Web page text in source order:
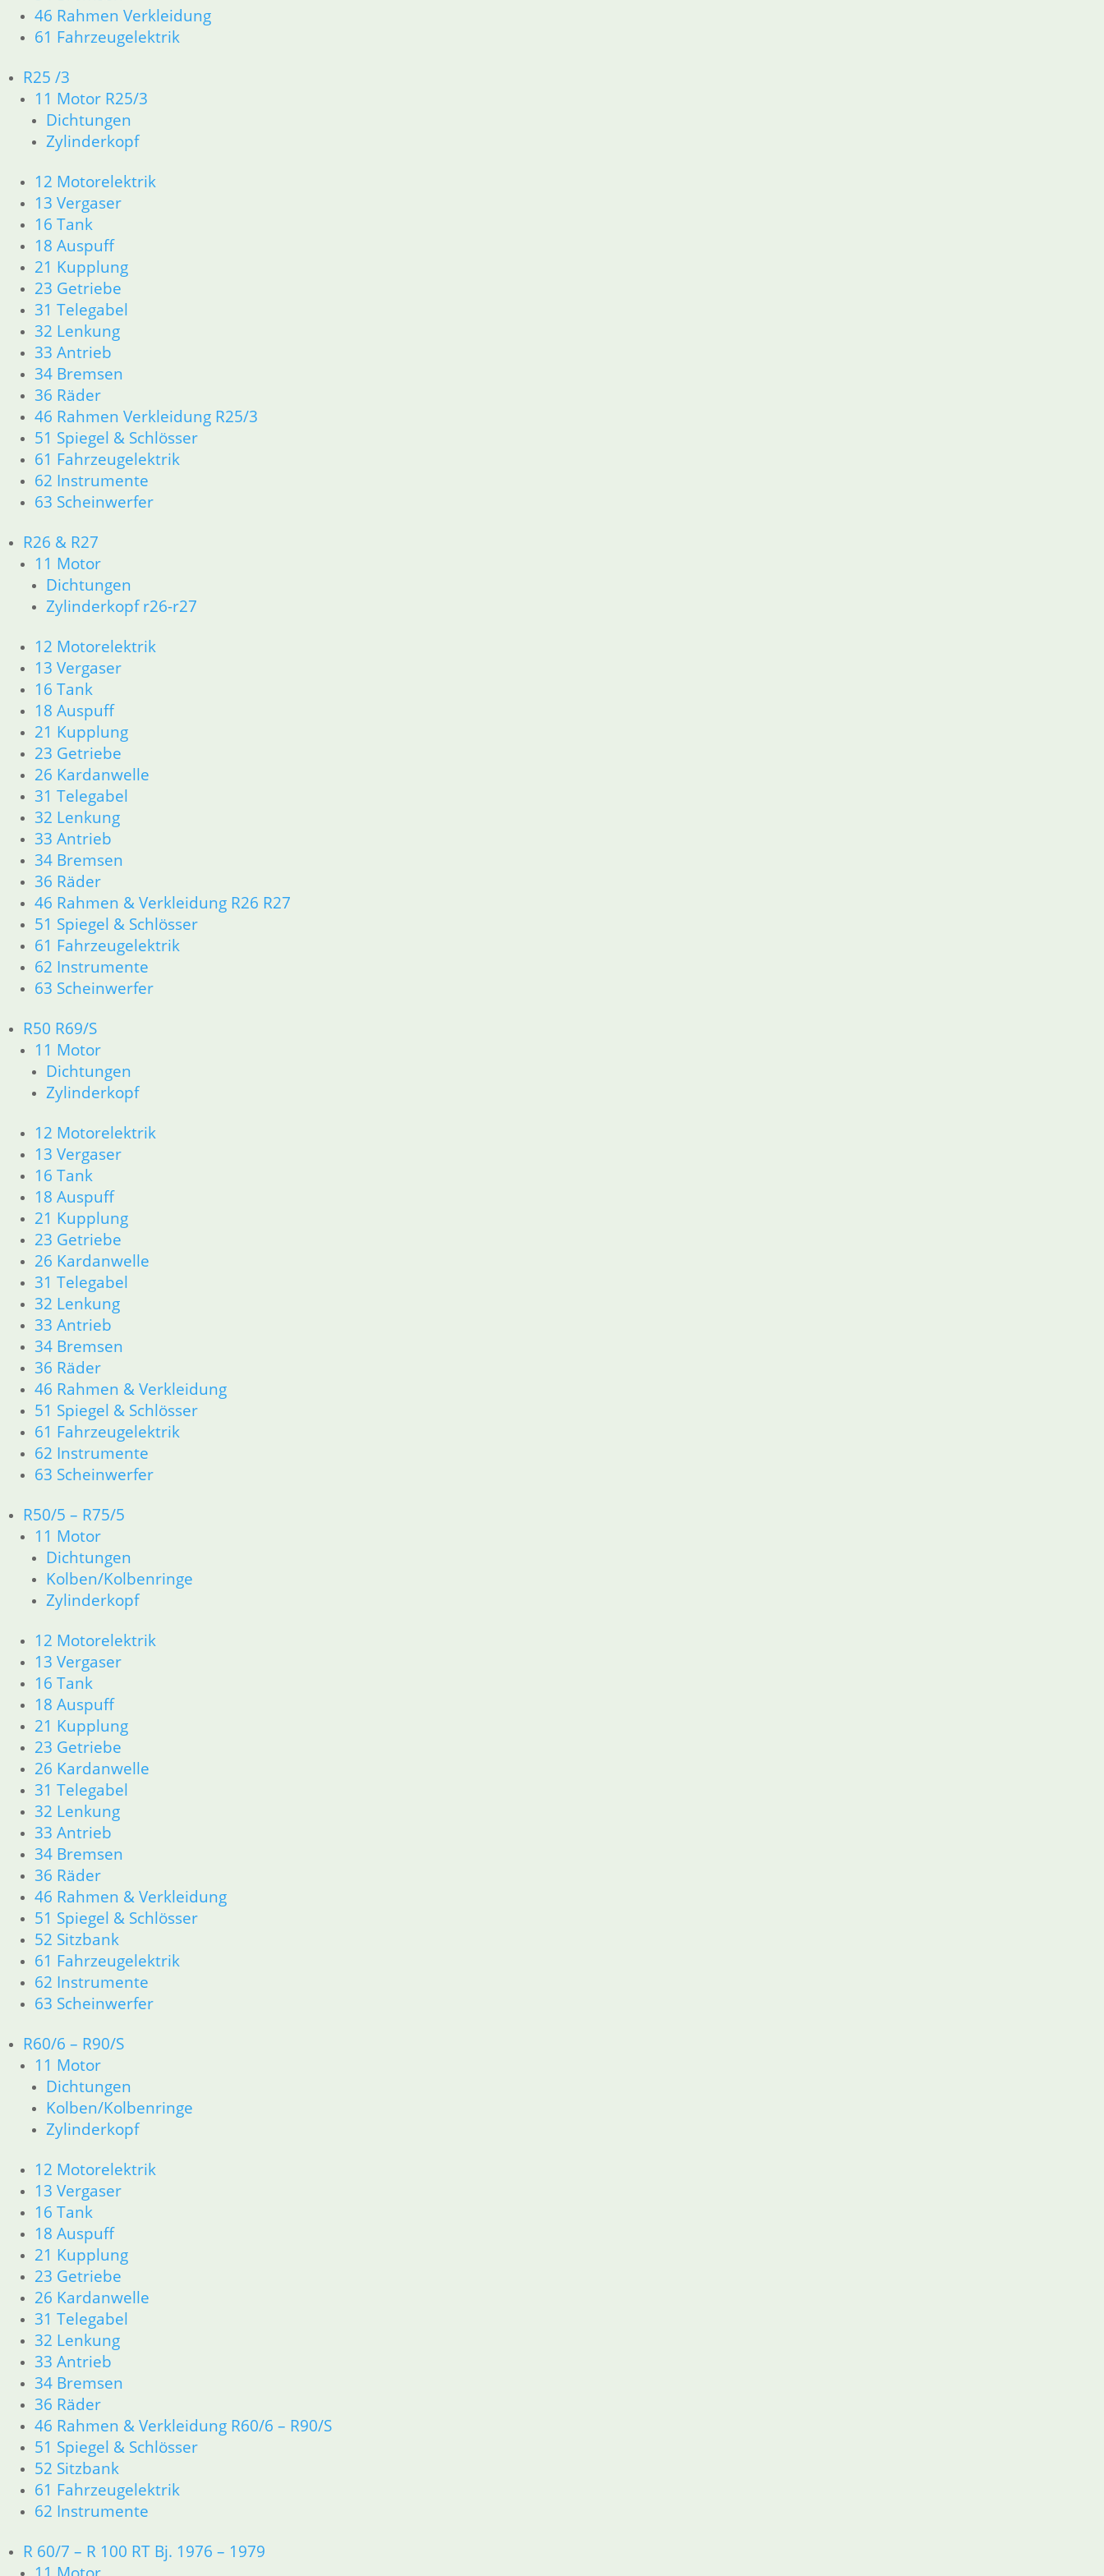
46 Rahmen Verkleidung
61 Fahrzeugelektrik
R25 /3
11 Motor R25/3
Dichtungen
Zylinderkopf
12 Motorelektrik
13 Vergaser
16 Tank
18 Auspuff
21 Kupplung
23 Getriebe
31 Telegabel
32 Lenkung
33 Antrieb
34 Bremsen
36 Räder
46 Rahmen Verkleidung R25/3
51 Spiegel & Schlösser
61 Fahrzeugelektrik
62 Instrumente
63 Scheinwerfer
R26 & R27
11 Motor
Dichtungen
Zylinderkopf r26-r27
12 Motorelektrik
13 Vergaser
16 Tank
18 Auspuff
21 Kupplung
23 Getriebe
26 Kardanwelle
31 Telegabel
32 Lenkung
33 Antrieb
34 Bremsen
36 Räder
46 Rahmen & Verkleidung R26 R27
51 Spiegel & Schlösser
61 Fahrzeugelektrik
62 Instrumente
63 Scheinwerfer
R50 R69/S
11 Motor
Dichtungen
Zylinderkopf
12 Motorelektrik
13 Vergaser
16 Tank
18 Auspuff
21 Kupplung
23 Getriebe
26 Kardanwelle
31 Telegabel
32 Lenkung
33 Antrieb
34 Bremsen
36 Räder
46 Rahmen & Verkleidung
51 Spiegel & Schlösser
61 Fahrzeugelektrik
62 Instrumente
63 Scheinwerfer
R50/5 – R75/5
11 Motor
Dichtungen
Kolben/Kolbenringe
Zylinderkopf
12 Motorelektrik
13 Vergaser
16 Tank
18 Auspuff
21 Kupplung
23 Getriebe
26 Kardanwelle
31 Telegabel
32 Lenkung
33 Antrieb
34 Bremsen
36 Räder
46 Rahmen & Verkleidung
51 Spiegel & Schlösser
52 Sitzbank
61 Fahrzeugelektrik
62 Instrumente
63 Scheinwerfer
R60/6 – R90/S
11 Motor
Dichtungen
Kolben/Kolbenringe
Zylinderkopf
12 Motorelektrik
13 Vergaser
16 Tank
18 Auspuff
21 Kupplung
23 Getriebe
26 Kardanwelle
31 Telegabel
32 Lenkung
33 Antrieb
34 Bremsen
36 Räder
46 Rahmen & Verkleidung R60/6 – R90/S
51 Spiegel & Schlösser
52 Sitzbank
61 Fahrzeugelektrik
62 Instrumente
R 60/7 – R 100 RT Bj. 1976 – 1979
inkl. MwSt.
zzgl. Versandkosten
Spiegel rechts schwarz kurz mit langem Gewinde Nicht Lieferbar
0,00
Artikelnummer: 1242556
zzgl.Versandkosten
Weiterlesen
Spiegel links schwarz kurz
35,90
Artikelnummer: 1240023
inkl. MwSt.
Abdeckplatte vom Schloßkasten
2,00€
Artikelnummer: 1230194
inkl. MwSt.
zzgl.Versandkosten
0,90
Artikelnummer: 9928562
zzgl.Versandkosten
In den Warenkorb
Schloßkasten für die Sitzbank am Rahmen
49,70
Artikelnummer: 1230186
inkl. MwSt.
In den Warenkorb
Normalschlüssel Rohling
10,50 €
Artikelnummer: 9062680
inkl. MwSt.
zzgl.Versandkosten
In den Warenkorb
Artikelnummer: 46631
inkl. MwSt.
In den Warenkorb
7,80
Artikelnummer: 1363259
inkl. MwSt.
zzgl.
In den Warenkorb
Zündschloß mit 5 Schlüsselstellungen
Artikelnummer: 1233276
inkl. MwSt.
zzgl.Versandkosten
In den Warenkorb
Lenkradschloß
29,50
inkl. MwSt.
zzgl.Versandkosten
In den Warenkorb
Shop
Ersatzteile nach Modell
11 Motor
Dichtungen
32 Lenkung
33 Antrieb
34 Bremsen
61 Fahrzeugelektrik
R25 /3
11 Motor R25/3
Zylinderkopf
12 Motorelektrik
13 Vergaser
16 Tank
18 Auspuff
21 Kupplung
23 Getriebe
32 Lenkung
34 Bremsen
36 Räder
46 Rahmen Verkleidung R25/3
51 Spiegel & Schlösser
61 Fahrzeugelektrik
62 Instrumente
63 Scheinwerfer
11 Motor
Dichtungen
Zylinderkopf r26-r27
12 Motorelektrik
13 Vergaser
18 Auspuff
21 Kupplung
23 Getriebe
31 Telegabel
32 Lenkung
33 Antrieb
34 Bremsen
36 Räder
46 Rahmen & Verkleidung R26 R27
61 Fahrzeugelektrik